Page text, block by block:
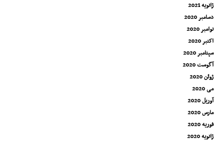
ژانویه 2021
دسامبر 2020
نوامبر 2020
اکتبر 2020
سپتامبر 2020
آگوست 2020
ژوئن 2020
می 2020
آوریل 2020
مارس 2020
فوریه 2020
ژانویه 2020